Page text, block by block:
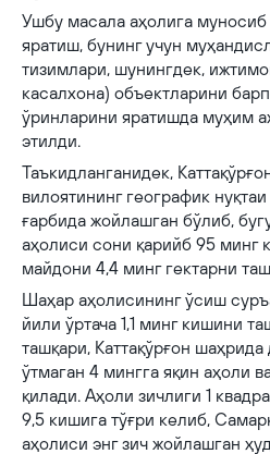
Ушбу масала аҳолига
яратиш, бунинг учун
тизимлари, шунингдек,
касалхона) объектларини
ўринларини яратишда муҳим
этилди.
Таъкидланганидек,
вилоятининг географик
ғарбида жойлашган бўлиб,
аҳолиси сони қарийб 95 минг
майдони 4,4 минг гектарни
Шаҳар аҳолисининг ўсиш
йили ўртача 1,1 минг кишини
ташқари, Каттақўрғон
ўтмаган 4 мингга яқин аҳоли
қилади. Аҳоли зичлиги 1
9,5 кишига тўғри келиб,
аҳолиси энг зич жойлашган